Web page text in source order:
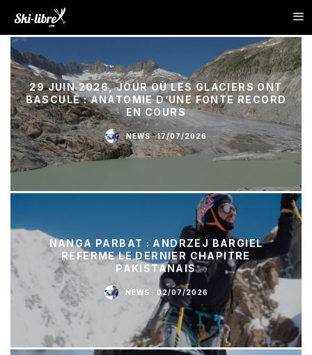
29 JUIN 2026, JOUR OÙ LES GLACIERS ONT
BASCULÉ : ANATOMIE D’UNE FONTE RECORD
EN COURS
NEWS · 17/07/2026
NANGA PARBAT : ANDRZEJ BARGIEL
REFERME LE DERNIER CHAPITRE
PAKISTANAIS
NEWS · 02/07/2026